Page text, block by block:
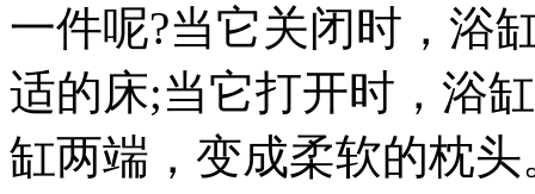
一件呢?当它关闭时，浴
适的床;当它打开时，浴
缸两端，变成柔软的枕头